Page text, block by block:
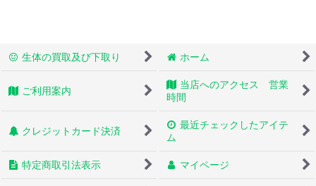
生体の買取及び下取り ホーム
ご利用案内
当店へのアクセス 営業
時間
クレジットカード決済
最近チェックしたアイテ
ム
特定商取引法表示 マイページ